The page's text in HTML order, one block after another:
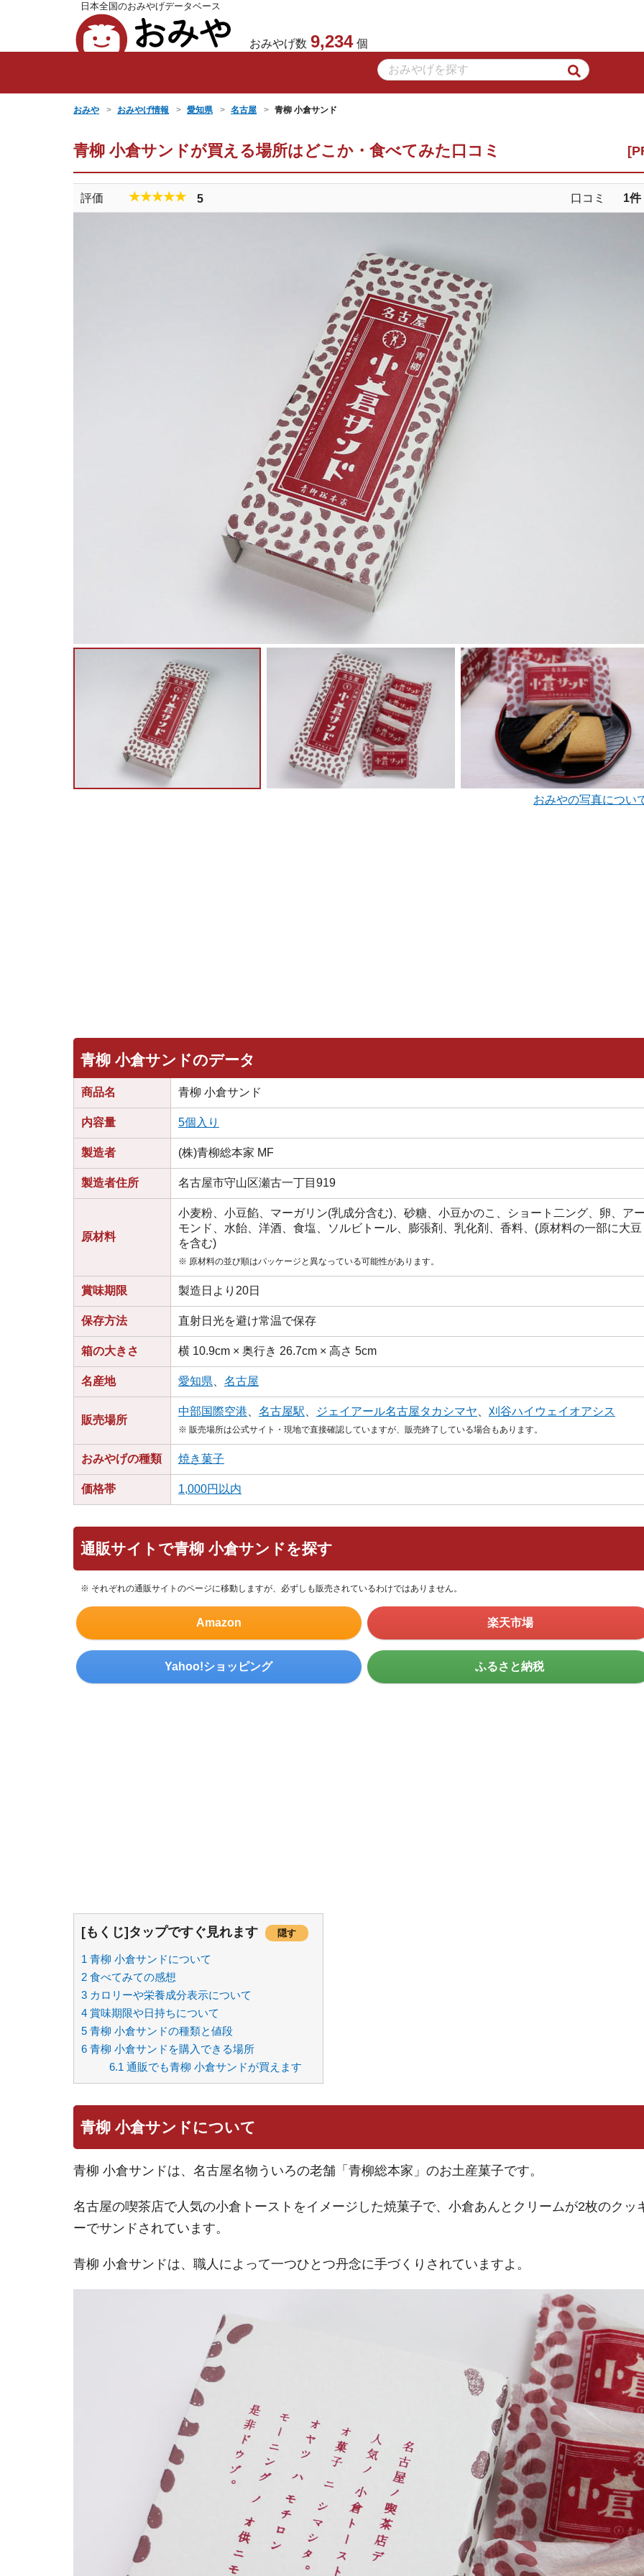
日本全国のおみやげデータベース
おみやげ数 9,234 個
おみや おみやげ情報 愛知県 名古屋 青柳 小倉サンド
青柳 小倉サンドが買える場所はどこか・食べてみた口コミ
評価 ★★★★★ 5 口コミ 1件
おみやの写真につい
青柳 小倉サンドのデータ
商品名 青柳 小倉サンド
内容量 5個入り
製造者 (株)青柳総本家 MF
製造者住所 名古屋市守山区瀬古一丁目919
原材料
小麦粉、小豆餡、マーガリン(乳成分含む)、砂糖、小豆かのこ、ショート二ング、卵、ア
モンド、水飴、洋酒、食塩、ソルビトール、膨張剤、乳化剤、香料、(原材料の一部に大豆
を含む)
※ 原材料の並び順はパッケージと異なっている可能性があります。
賞味期限 製造日より20日
保存方法 直射日光を避け常温で保存
箱の大きさ 横 10.9cm × 奥行き 26.7cm × 高さ 5cm
名産地 愛知県 名古屋
販売場所
中部国際空港 名古屋駅 ジェイアール名古屋タカシマヤ 刈谷ハイウェイオアシス
※ 販売場所は公式サイト・現地で直接確認していますが、販売終了している場合もあります。
おみやげの種類 焼き菓子
価格帯 1,000円以内
通販サイトで青柳 小倉サンドを探す
※ それぞれの通販サイトのページに移動しますが、必ずしも販売されているわけではありません。
Amazon 楽天市場
Yahoo!ショッピング ふるさと納税
[もくじ]タップですぐ見れます 隠す
1 青柳 小倉サンドについて
2 食べてみての感想
3 カロリーや栄養成分表示について
4 賞味期限や日持ちについて
5 青柳 小倉サンドの種類と値段
6 青柳 小倉サンドを購入できる場所
6.1 通販でも青柳 小倉サンドが買えます
青柳 小倉サンドについて
青柳 小倉サンドは、名古屋名物ういろの老舗「青柳総本家」のお土産菓子です。
名古屋の喫茶店で人気の小倉トーストをイメージした焼菓子で、小倉あんとクリームが2枚のクッ
ーでサンドされています。
青柳 小倉サンドは、職人によって一つひとつ丹念に手づくりされていますよ。